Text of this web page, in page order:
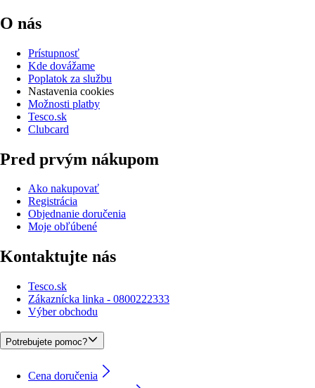
O nás
Prístupnosť
Kde dovážame
Poplatok za službu
Nastavenia cookies
Možnosti platby
Tesco.sk
Clubcard
Pred prvým nákupom
Ako nakupovať
Registrácia
Objednanie doručenia
Moje obľúbené
Kontaktujte nás
Tesco.sk
Zákaznícka linka - 0800222333
Výber obchodu
Potrebujete pomoc?
Cena doručenia